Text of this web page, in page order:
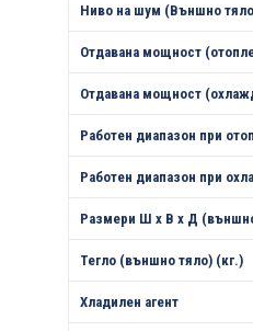
Ниво на шум (Външно
Отдавана мощност
Отдавана мощност
Работен диапазон при
Работен диапазон при
Размери Ш х В х Д
Тегло (външно тяло) (кг.)
Хладилен агент